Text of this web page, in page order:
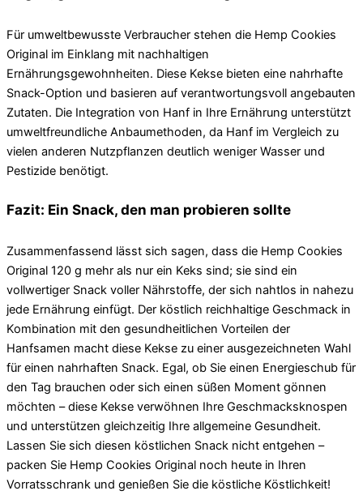
Für umweltbewusste Verbraucher stehen die Hemp Cookies
Original im Einklang mit nachhaltigen
Ernährungsgewohnheiten. Diese Kekse bieten eine nahrhafte
Snack-Option und basieren auf verantwortungsvoll angebauten
Zutaten. Die Integration von Hanf in Ihre Ernährung unterstützt
umweltfreundliche Anbaumethoden, da Hanf im Vergleich zu
vielen anderen Nutzpflanzen deutlich weniger Wasser und
Pestizide benötigt.
Fazit: Ein Snack, den man probieren sollte
Zusammenfassend lässt sich sagen, dass die Hemp Cookies
Original 120 g mehr als nur ein Keks sind; sie sind ein
vollwertiger Snack voller Nährstoffe, der sich nahtlos in nahezu
jede Ernährung einfügt. Der köstlich reichhaltige Geschmack in
Kombination mit den gesundheitlichen Vorteilen der
Hanfsamen macht diese Kekse zu einer ausgezeichneten Wahl
für einen nahrhaften Snack. Egal, ob Sie einen Energieschub für
den Tag brauchen oder sich einen süßen Moment gönnen
möchten – diese Kekse verwöhnen Ihre Geschmacksknospen
und unterstützen gleichzeitig Ihre allgemeine Gesundheit.
Lassen Sie sich diesen köstlichen Snack nicht entgehen –
packen Sie Hemp Cookies Original noch heute in Ihren
Vorratsschrank und genießen Sie die köstliche Köstlichkeit!